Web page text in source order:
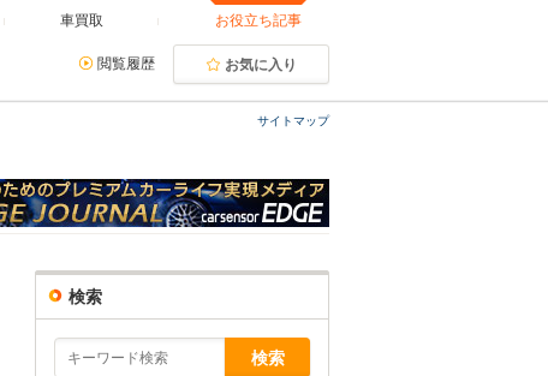
車買取 お役立ち記事
閲覧履歴 お気に入り
サイトマップ
検索